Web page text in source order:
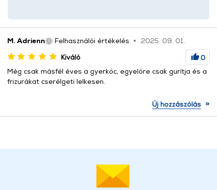
M. Adrienn Felhasználói értékelés
2025. 09. 01.
Kiváló
0
Még csak másfél éves a gyerkőc, egyelőre csak gurítja és a
frizurákat cserélgeti lelkesen.
Új hozzászólás »